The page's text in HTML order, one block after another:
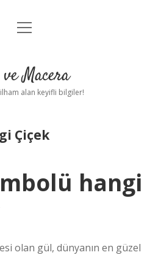
Anasayfa
Yasal Uyarı
menüyü
Macera
alan keyifli bilgiler!
Çiçek
hangi
olan gül, dünyanın en güzel